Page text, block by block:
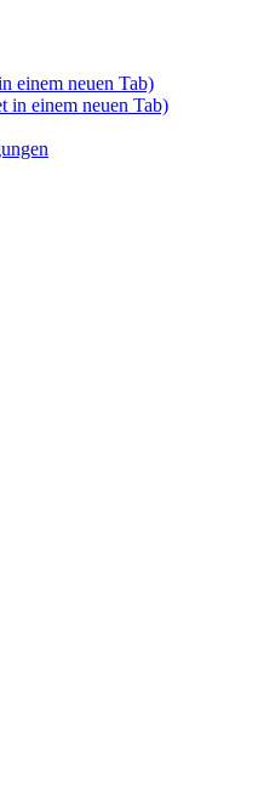
einem neuen Tab)
in einem neuen Tab)